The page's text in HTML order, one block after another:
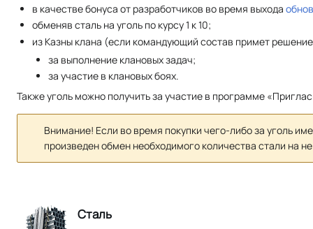
в качестве бонуса от разработчиков во время выхода
обменяв сталь на уголь по курсу 1 к 10;
из Казны клана (если командующий состав примет
за выполнение клановых задач;
за участие в клановых боях.
Также уголь можно получить за участие в программе
Внимание! Если во время покупки чего-либо за уголь
произведен обмен необходимого количества стали на
Сталь